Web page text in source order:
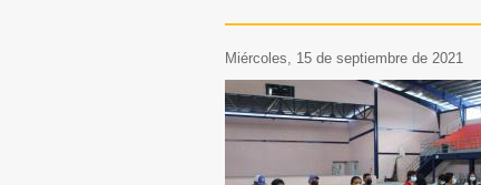
miércoles, 15 de septiembre de 2021